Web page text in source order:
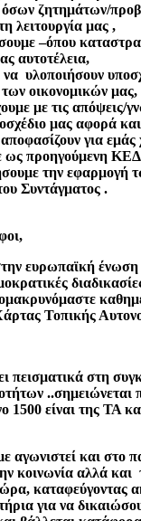
όσων ζητημάτων/
λειτουργία μας ,
–όπου
αυτοτέλεια,
υλοποιήσουν
οικονομικών μας,
με τις απόψεις/
μας αφορά
για εμάς
ως προηγούμενη
την εφαρμογή
Συντάγματος .
ευρωπαϊκή
Τοπικής
πεισματικά στη
..σημειώνεται
1500 είναι της ΤΑ
αγωνιστεί και στο
κοινωνία αλλά
καταφεύγοντας
για να